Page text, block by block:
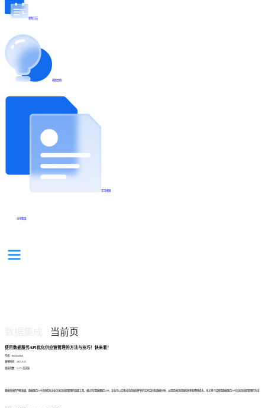
更新日志
帮助文档
学习视频
分享集锦
当前页
使用数据服务API优化供应链管理的方法与技巧！快来看！
作者：finedatalink
发布时间：2023.8.25
阅读次数：1,171 次浏览
随着科技的不断发展，数据服务API已经成为企业优化供应链管理的重要工具。通过利用数据服务API，企业可以实现对供应链各环节的实时监控和数据分析，从而提高供应链的效率和降低成本。本文将介绍使用数据服务API优化供应链管理的方法